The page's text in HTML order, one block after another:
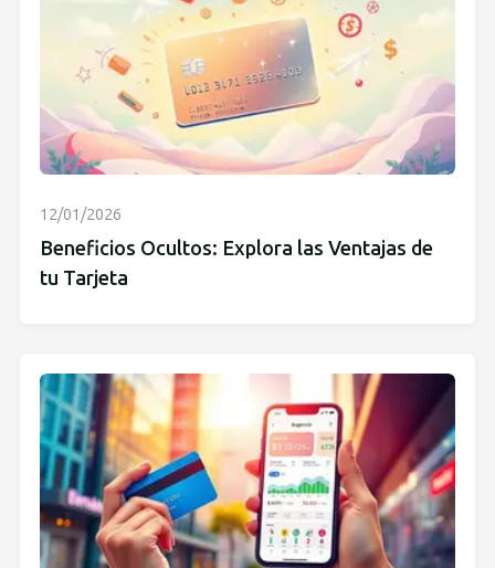
12/01/2026
Beneficios Ocultos: Explora las Ventajas de
tu Tarjeta